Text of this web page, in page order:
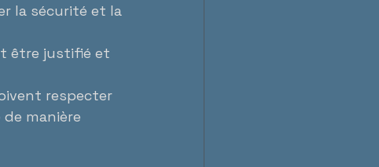
la sécurité et la
être justifié et
respecter
manière